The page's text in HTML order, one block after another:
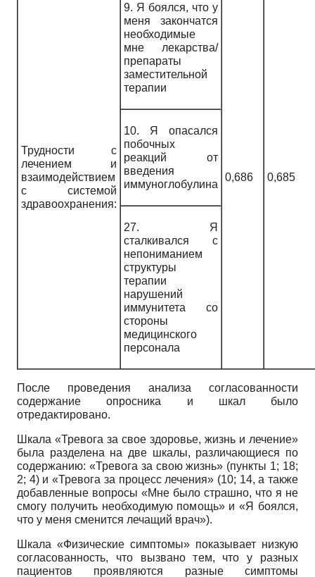
Трудности с
лечением и
взаимодействием
с системой
здравоохранения:
9. Я боялся, что у
меня закончатся
необходимые
мне лекарства/
препараты
заместительной
терапии
0,686 0,685
10. Я опасался
побочных
реакций от
введения
иммуноглобулина
27. Я
сталкивался с
непониманием
структуры
терапии
нарушений
иммунитета со
стороны
медицинского
персонала
После проведения анализа согласованности
содержание опросника и шкал было
отредактировано.
Шкала «Тревога за свое здоровье, жизнь и лечение»
была разделена на две шкалы, различающиеся по
содержанию: «Тревога за свою жизнь» (пункты 1; 18;
2; 4) и «Тревога за процесс лечения» (10; 14, а также
добавленные вопросы «Мне было страшно, что я не
смогу получить необходимую помощь» и «Я боялся,
что у меня сменится лечащий врач»).
Шкала «Физические симптомы» показывает низкую
согласованность, что вызвано тем, что у разных
пациентов проявляются разные симптомы